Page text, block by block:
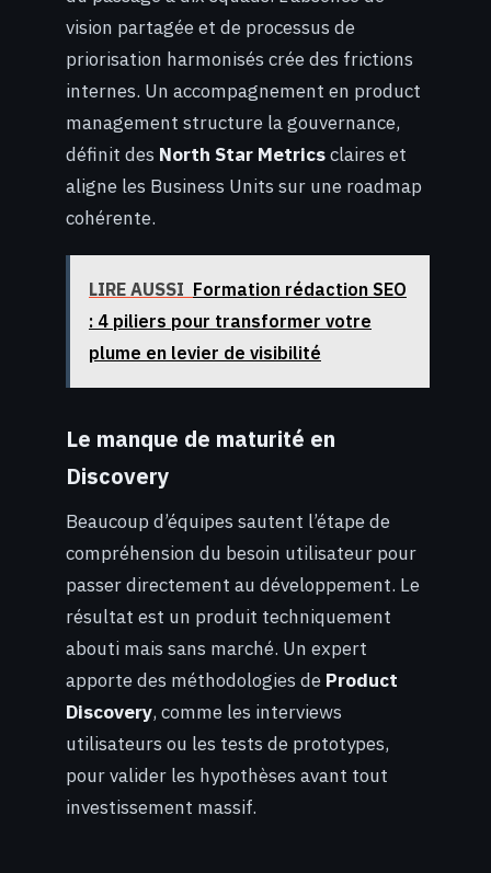
vision partagée et de processus de
priorisation harmonisés crée des frictions
internes. Un accompagnement en product
management structure la gouvernance,
définit des North Star Metricsclaires et
aligne les Business Units sur une roadmap
cohérente.
LIRE AUSSI Formation rédaction SEO
: 4 piliers pour transformer votre
plume en levier de visibilité
Le manque de maturité en
Discovery
Beaucoup d’équipes sautent l’étape de
compréhension du besoin utilisateur pour
passer directement au développement. Le
résultat est un produit techniquement
abouti mais sans marché. Un expert
apporte des méthodologies de Product
Discovery, comme les interviews
utilisateurs ou les tests de prototypes,
pour valider les hypothèses avant tout
investissement massif.